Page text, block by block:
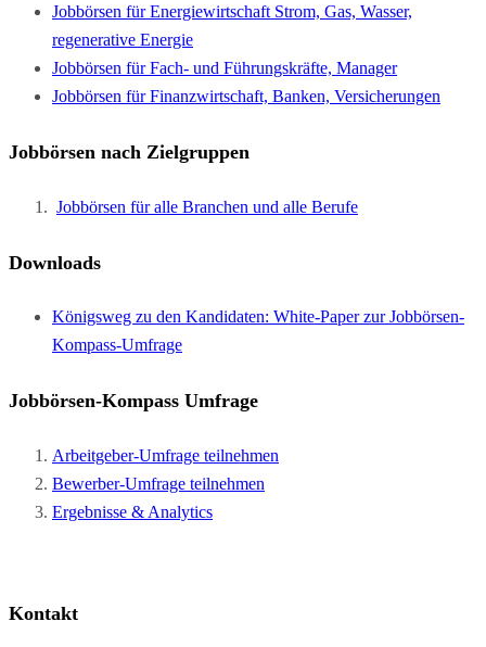
Jobbörsen für Energiewirtschaft Strom, Gas, Wasser,
regenerative Energie
Jobbörsen für Fach- und Führungskräfte, Manager
Jobbörsen für Finanzwirtschaft, Banken, Versicherungen
Jobbörsen nach Zielgruppen
Jobbörsen für alle Branchen und alle Berufe
Downloads
Königsweg zu den Kandidaten: White-Paper zur Jobbörsen-
Kompass-Umfrage
Jobbörsen-Kompass Umfrage
Arbeitgeber-Umfrage teilnehmen
Bewerber-Umfrage teilnehmen
Ergebnisse & Analytics
Kontakt